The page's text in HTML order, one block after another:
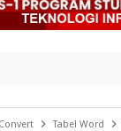
Convert Tabel Word